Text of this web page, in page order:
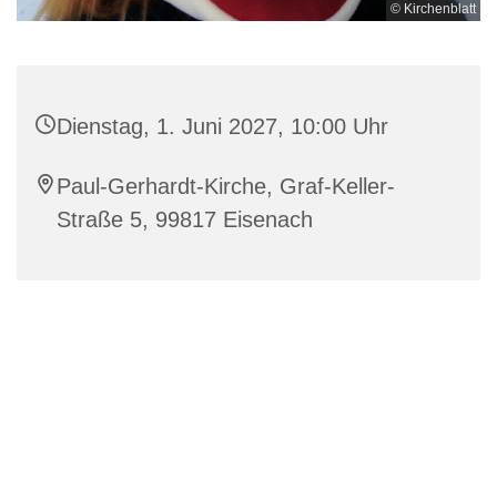
© Kirchenblatt
Dienstag, 1. Juni 2027, 10:00 Uhr
Paul-Gerhardt-Kirche, Graf-Keller-
Straße 5, 99817 Eisenach